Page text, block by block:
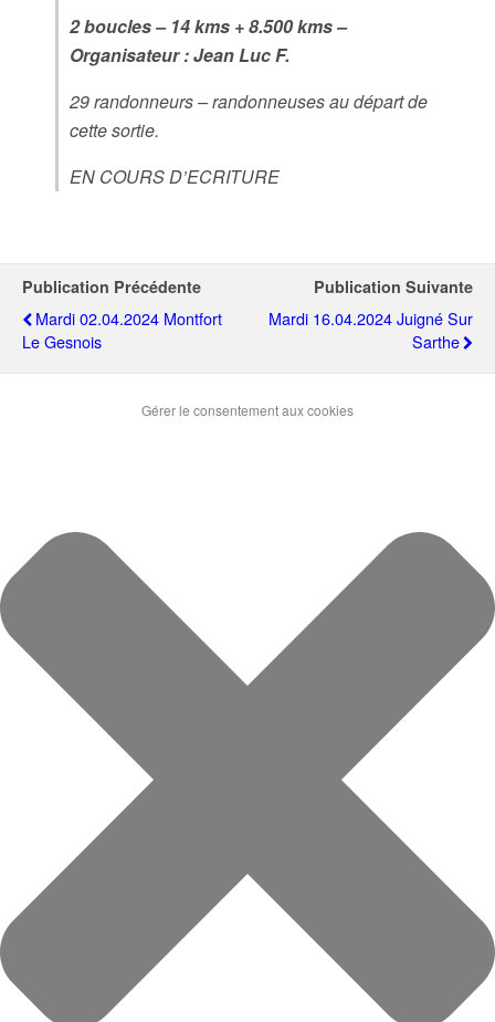
2 boucles – 14 kms + 8.500 kms –
Organisateur : Jean Luc F.
29 randonneurs – randonneuses au départ de
cette sortie.
EN COURS D’ECRITURE
Publication Précédente
Mardi 02.04.2024 Montfort
Le Gesnois
Publication Suivante
Mardi 16.04.2024 Juigné Sur
Sarthe
Gérer le consentement aux cookies